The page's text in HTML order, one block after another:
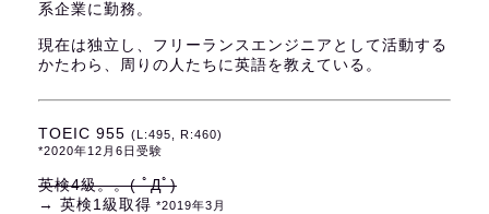
系企業に勤務。
現在は独立し、フリーランスエンジニアとして活動する
かたわら、周りの人たちに英語を教えている。
TOEIC 955 (L:495, R:460)
*2020年12月6日受験
英検4級。。( ﾟДﾟ)
→ 英検1級取得 *2019年3月